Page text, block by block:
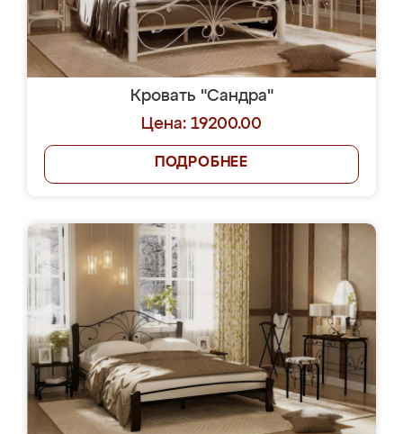
Кровать "Сандра"
Цена: 19200.00
ПОДРОБНЕЕ